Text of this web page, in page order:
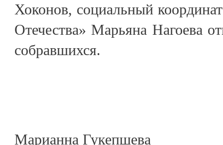
Хоконов, социальный
Отечества» Марьяна Нагоева
собравшихся.
Марианна Гукепшева